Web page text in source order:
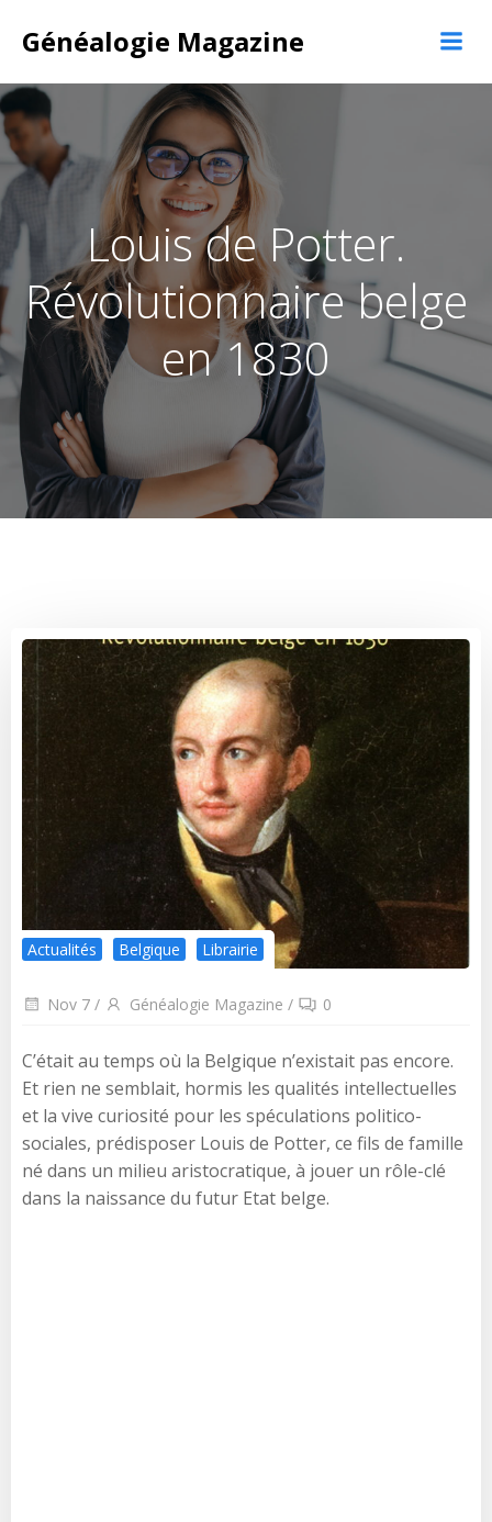
au
Généalogie Magazine
Louis de Potter.
Révolutionnaire belge
en 1830
Actualités Belgique Librairie
Nov 7 / Généalogie Magazine / 0
C’était au temps où la Belgique n’existait pas encore.
Et rien ne semblait, hormis les qualités intellectuelles
et la vive curiosité pour les spéculations politico-
sociales, prédisposer Louis de Potter, ce fils de famille
né dans un milieu aristocratique, à jouer un rôle-clé
dans la naissance du futur Etat belge.